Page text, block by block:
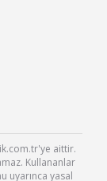
aittir.
Kullananlar
uyarınca yasal